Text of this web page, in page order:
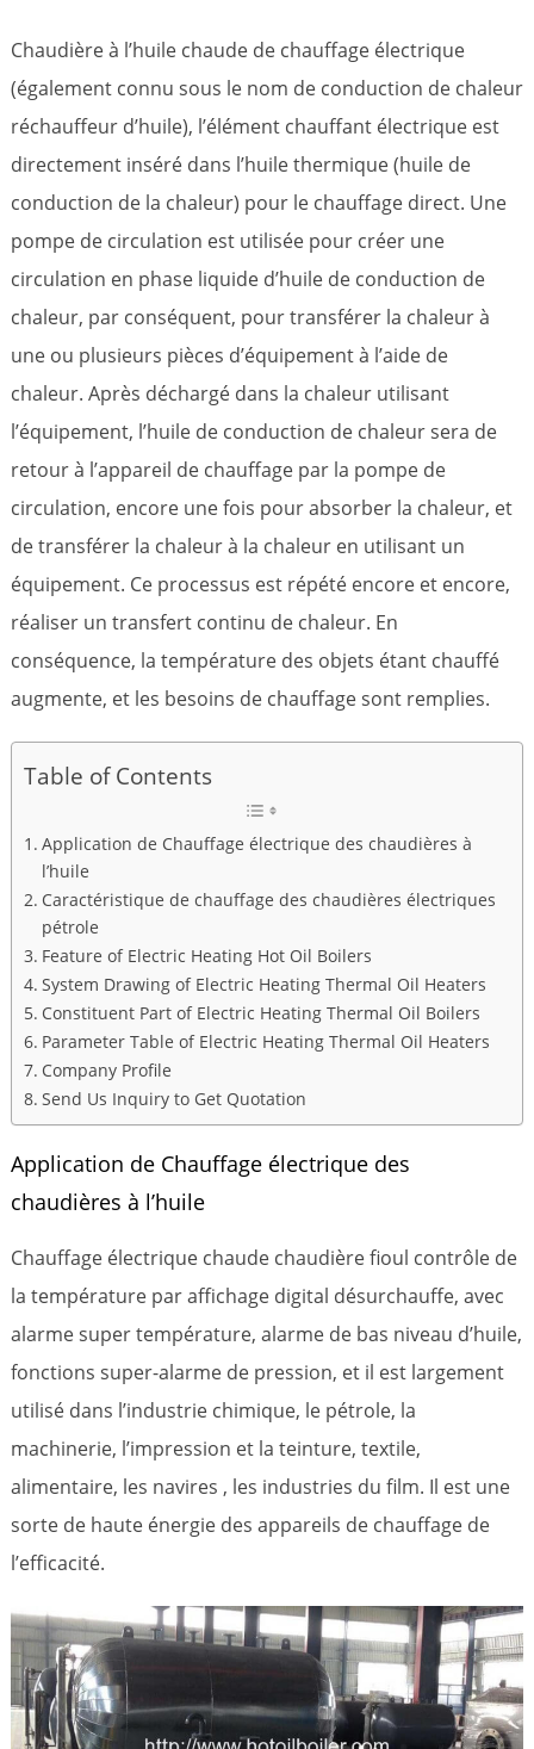
Chaudière à l’huile chaude de chauffage électrique
(également connu sous le nom de conduction de chaleur
réchauffeur d’huile), l’élément chauffant électrique est
directement inséré dans l’huile thermique (huile de
conduction de la chaleur) pour le chauffage direct. Une
pompe de circulation est utilisée pour créer une
circulation en phase liquide d’huile de conduction de
chaleur, par conséquent, pour transférer la chaleur à
une ou plusieurs pièces d’équipement à l’aide de
chaleur. Après déchargé dans la chaleur utilisant
l’équipement, l’huile de conduction de chaleur sera de
retour à l’appareil de chauffage par la pompe de
circulation, encore une fois pour absorber la chaleur, et
de transférer la chaleur à la chaleur en utilisant un
équipement. Ce processus est répété encore et encore,
réaliser un transfert continu de chaleur. En
conséquence, la température des objets étant chauffé
augmente, et les besoins de chauffage sont remplies.
Table of Contents
Application de Chauffage électrique des chaudières à
l’huile
Caractéristique de chauffage des chaudières électriques
pétrole
Feature of Electric Heating Hot Oil Boilers
System Drawing of Electric Heating Thermal Oil Heaters
Constituent Part of Electric Heating Thermal Oil Boilers
Parameter Table of Electric Heating Thermal Oil Heaters
Company Profile
Send Us Inquiry to Get Quotation
Application de Chauffage électrique des
chaudières à l’huile
Chauffage électrique chaude chaudière fioul contrôle de
la température par affichage digital désurchauffe, avec
alarme super température, alarme de bas niveau d’huile,
fonctions super-alarme de pression, et il est largement
utilisé dans l’industrie chimique, le pétrole, la
machinerie, l’impression et la teinture, textile,
alimentaire, les navires , les industries du film. Il est une
sorte de haute énergie des appareils de chauffage de
l’efficacité.